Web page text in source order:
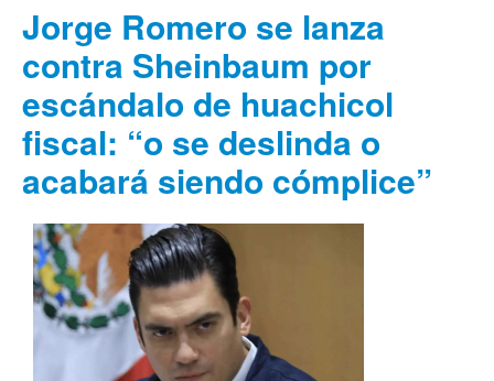
Jorge Romero se lanza
contra Sheinbaum por
escándalo de huachicol
fiscal: “o se deslinda o
acabará siendo cómplice”